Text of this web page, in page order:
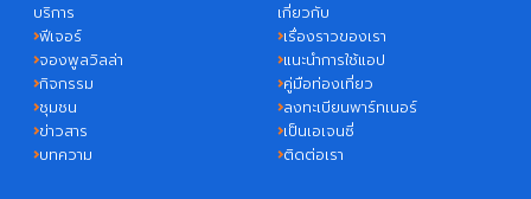
บริการ
ฟีเจอร์
จองพูลวิลล่า
กิจกรรม
ชุมชน
ข่าวสาร
บทความ
เกี่ยวกับ
เรื่องราวของเรา
แนะนำการใช้แอป
คู่มือท่องเที่ยว
ลงทะเบียนพาร์ทเนอร์
เป็นเอเจนซี่
ติดต่อเรา